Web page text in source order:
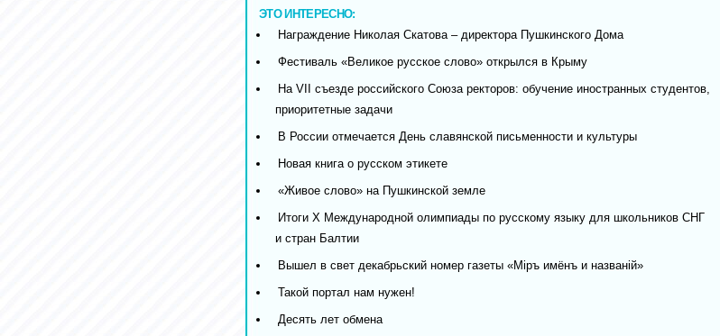
ЭТО ИНТЕРЕСНО:
Награждение Николая Скатова – директора Пушкинского Дома
Фестиваль «Великое русское слово» открылся в Крыму
На VII съезде российского Союза ректоров: обучение иностранных студентов,
приоритетные задачи
В России отмечается День славянской письменности и культуры
Новая книга о русском этикете
«Живое слово» на Пушкинской земле
Итоги X Международной олимпиады по русскому языку для школьников СНГ
и стран Балтии
Вышел в свет декабрьский номер газеты «Мiръ имёнъ и названiй»
Такой портал нам нужен!
Десять лет обмена